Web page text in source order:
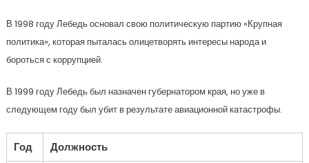
В 1998 году Лебедь основал свою политическую партию «Крупная
политика», которая пыталась олицетворять интересы народа и
бороться с коррупцией.
В 1999 году Лебедь был назначен губернатором края, но уже в
следующем году был убит в результате авиационной катастрофы.
Год Должность